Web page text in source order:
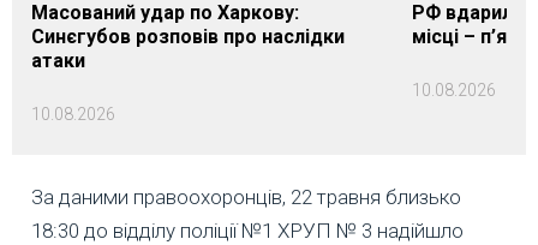
Масований удар по Харкову:
Синєгубов розповів про наслідки
атаки
10.08.2026
РФ вдарила
місці –
10.08.2026
За даними правоохоронців, 22 травня близько
18:30 до відділу поліції №1 ХРУП № 3 надійшло